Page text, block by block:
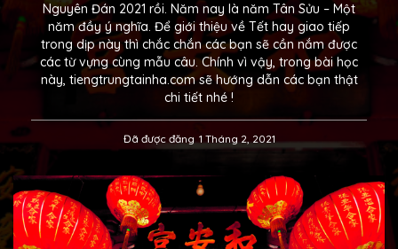
Nguyên Đán 2021 rồi. Năm nay là năm Tân Sửu – Một
năm đầy ý nghĩa. Để giới thiệu về Tết hay giao tiếp
trong dịp này thì chắc chắn các bạn sẽ cần nắm được
các từ vựng cùng mẫu câu. Chính vì vậy, trong bài học
này, tiengtrungtainha.com sẽ hướng dẫn các bạn thật
chi tiết nhé !
Đã được đăng 1 Tháng 2, 2021